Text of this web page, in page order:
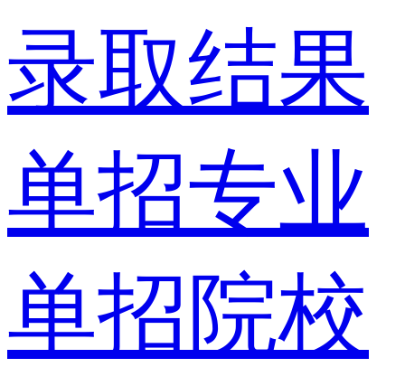
录取结果
单招专业
单招院校